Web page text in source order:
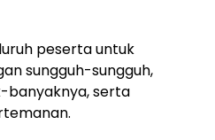
peserta untuk
sungguh-sungguh,
banyaknya, serta